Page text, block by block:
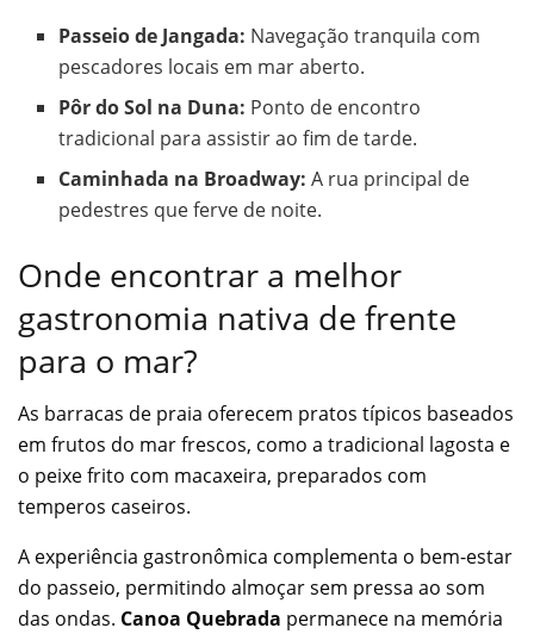
Passeio de Jangada: Navegação tranquila com
pescadores locais em mar aberto.
Pôr do Sol na Duna: Ponto de encontro
tradicional para assistir ao fim de tarde.
Caminhada na Broadway: A rua principal de
pedestres que ferve de noite.
Onde encontrar a melhor
gastronomia nativa de frente
para o mar?
As barracas de praia oferecem pratos típicos baseados
em frutos do mar frescos, como a tradicional lagosta e
o peixe frito com macaxeira, preparados com
temperos caseiros.
A experiência gastronômica complementa o bem-estar
do passeio, permitindo almoçar sem pressa ao som
das ondas. Canoa Quebrada permanece na memória